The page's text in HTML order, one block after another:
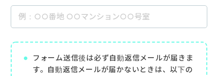
フォーム送信後は必ず自動返信メールが届きま
す。自動返信メールが届かないときは、以下の